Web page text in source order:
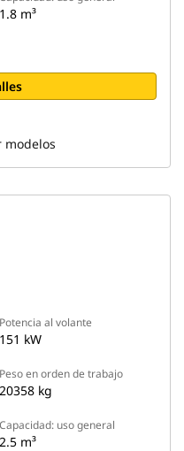
1.8 m³
modelos
Potencia al volante
151 kW
Peso en orden de trabajo
20358 kg
Capacidad: uso general
2.5 m³